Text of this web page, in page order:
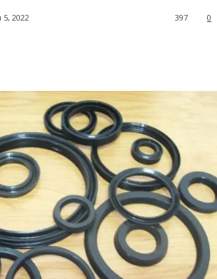
5, 2022 0
397